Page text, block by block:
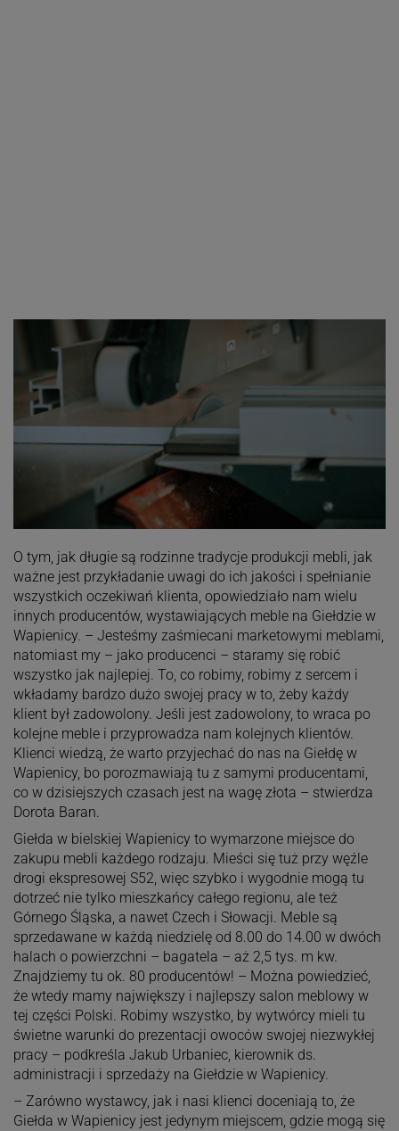
O tym, jak długie są rodzinne tradycje produkcji mebli, jak
ważne jest przykładanie uwagi do ich jakości i spełnianie
wszystkich oczekiwań klienta, opowiedziało nam wielu
innych producentów, wystawiających meble na Giełdzie w
Wapienicy. – Jesteśmy zaśmiecani marketowymi meblami,
natomiast my – jako producenci – staramy się robić
wszystko jak najlepiej. To, co robimy, robimy z sercem i
wkładamy bardzo dużo swojej pracy w to, żeby każdy
klient był zadowolony. Jeśli jest zadowolony, to wraca po
kolejne meble i przyprowadza nam kolejnych klientów.
Klienci wiedzą, że warto przyjechać do nas na Giełdę w
Wapienicy, bo porozmawiają tu z samymi producentami,
co w dzisiejszych czasach jest na wagę złota – stwierdza
Dorota Baran.
Giełda w bielskiej Wapienicy to wymarzone miejsce do
zakupu mebli każdego rodzaju. Mieści się tuż przy węźle
drogi ekspresowej S52, więc szybko i wygodnie mogą tu
dotrzeć nie tylko mieszkańcy całego regionu, ale też
Górnego Śląska, a nawet Czech i Słowacji. Meble są
sprzedawane w każdą niedzielę od 8.00 do 14.00 w dwóch
halach o powierzchni – bagatela – aż 2,5 tys. m kw.
Znajdziemy tu ok. 80 producentów! – Można powiedzieć,
że wtedy mamy największy i najlepszy salon meblowy w
tej części Polski. Robimy wszystko, by wytwórcy mieli tu
świetne warunki do prezentacji owoców swojej niezwykłej
pracy – podkreśla Jakub Urbaniec, kierownik ds.
administracji i sprzedaży na Giełdzie w Wapienicy.
– Zarówno wystawcy, jak i nasi klienci doceniają to, że
Giełda w Wapienicy jest jedynym miejscem, gdzie mogą się